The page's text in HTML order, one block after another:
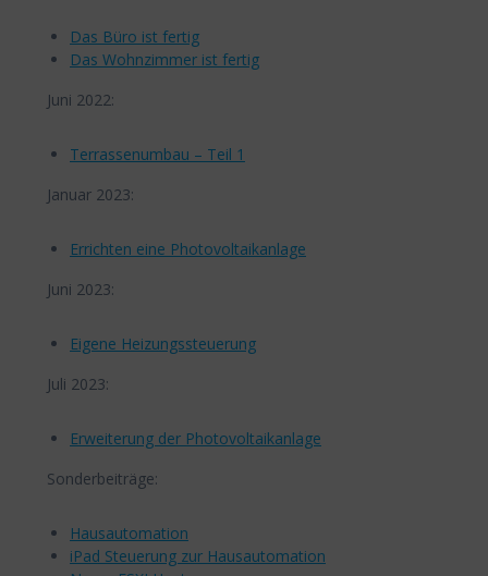
Das Büro ist fertig
Das Wohnzimmer ist fertig
Juni 2022:
Terrassenumbau – Teil 1
Januar 2023:
Errichten eine Photovoltaikanlage
Juni 2023:
Eigene Heizungssteuerung
Juli 2023:
Erweiterung der Photovoltaikanlage
Sonderbeiträge:
Hausautomation
iPad Steuerung zur Hausautomation